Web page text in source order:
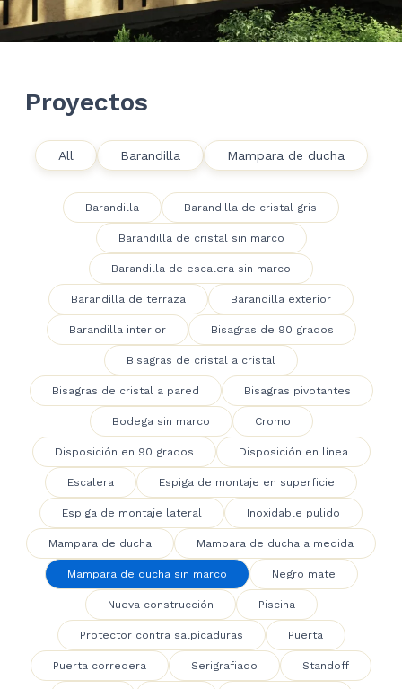
Proyectos
All Barandilla Mampara de ducha
Barandilla Barandilla de cristal gris
Barandilla de cristal sin marco
Barandilla de escalera sin marco
Barandilla de terraza Barandilla exterior
Barandilla interior Bisagras de 90 grados
Bisagras de cristal a cristal
Bisagras de cristal a pared Bisagras pivotantes
Bodega sin marco Cromo
Disposición en 90 grados Disposición en línea
Escalera Espiga de montaje en superficie
Espiga de montaje lateral Inoxidable pulido
Mampara de ducha Mampara de ducha a medida
Mampara de ducha sin marco Negro mate
Nueva construcción Piscina
Protector contra salpicaduras Puerta
Puerta corredera Serigrafiado Standoff